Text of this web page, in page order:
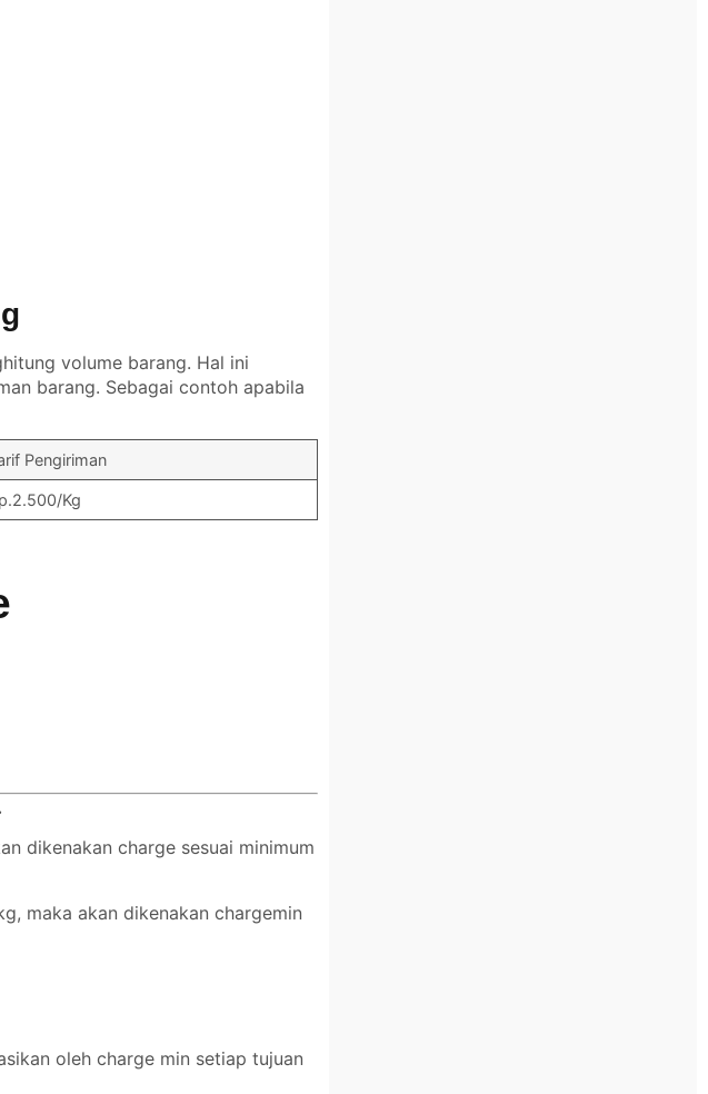
volume barang. Hal ini
barang. Sebagai contoh apabila
Pengiriman
Kg
dikenakan charge sesuai minimum
maka akan dikenakan chargemin
oleh charge min setiap tujuan